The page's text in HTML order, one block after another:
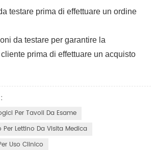
testare prima di effettuare un ordine
da testare per garantire la
prima di effettuare un acquisto
Per Tavoli Da Esame
Lettino Da Visita Medica
Uso Clinico